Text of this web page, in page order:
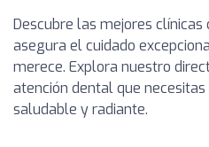
Descubre las mejores
asegura el cuidado
merece. Explora nuestro
atención dental que
saludable y radiante.